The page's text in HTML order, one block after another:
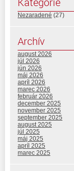
Nezaradené (27)
Archív
august 2026
júl 2026
jún 2026
máj 2026
apríl 2026
marec 2026
február 2026
december 2025
november 2025
september 2025
august 2025
júl 2025
máj 2025
apríl 2025
marec 2025